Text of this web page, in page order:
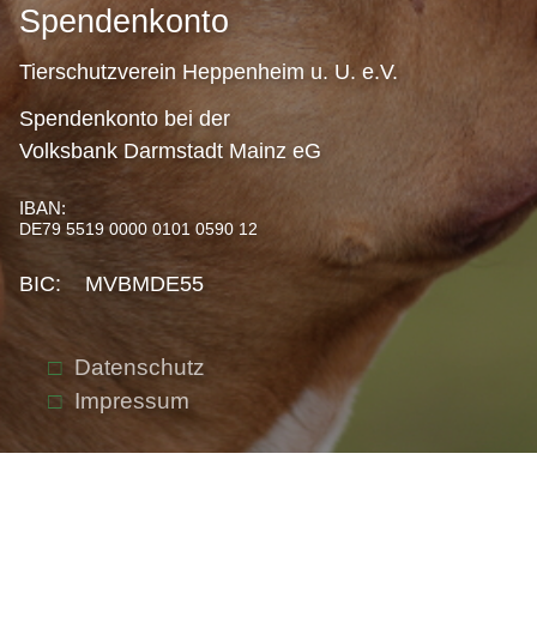
Spendenkonto
Tierschutzverein Heppenheim u. U. e.V.
Spendenkonto bei der
Volksbank Darmstadt Mainz eG
IBAN:
DE79 5519 0000 0101 0590 12
BIC: MVBMDE55
Datenschutz
Impressum